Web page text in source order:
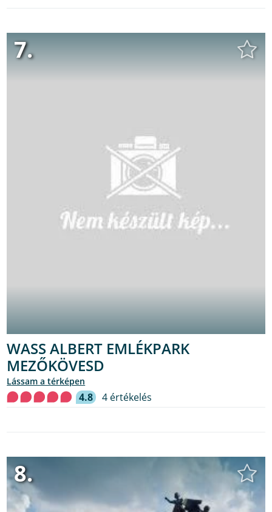
7.
WASS ALBERT EMLÉKPARK
MEZŐKÖVESD
lássam a térképen
4.8 4 értékelés
8.